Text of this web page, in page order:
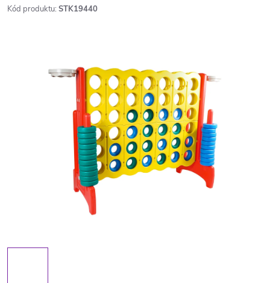
Kód produktu: STK19440